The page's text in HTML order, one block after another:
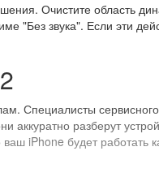
Очистите область
"Без звука". Если эти
Специалисты
аккуратно разберут
iPhone будет работать